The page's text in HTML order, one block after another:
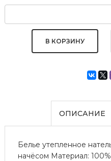
ОПИСАНИЕ
Белье утепленное
начёсом Материал: